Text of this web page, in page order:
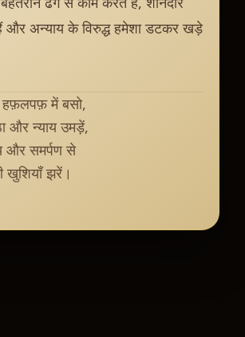
और अन्याय के विरुद्ध हमेशा डटकर खड़े
हफ़लपफ़ में बसो,
और न्याय उमड़ें,
और समर्पण से
खुशियाँ झरें।